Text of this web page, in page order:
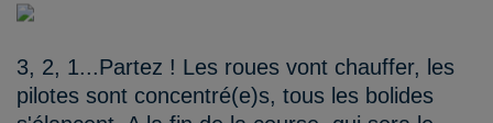
3, 2, 1...Partez ! Les roues vont chauffer, les
pilotes sont concentré(e)s, tous les bolides